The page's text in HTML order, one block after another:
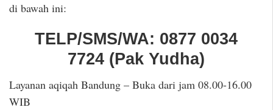
di bawah ini:
TELP/SMS/WA: 0877 0034
7724 (Pak Yudha)
Layanan aqiqah Bandung – Buka dari jam 08.00-16.00
WIB